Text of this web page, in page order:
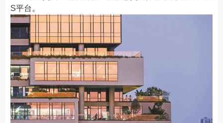
S平台。